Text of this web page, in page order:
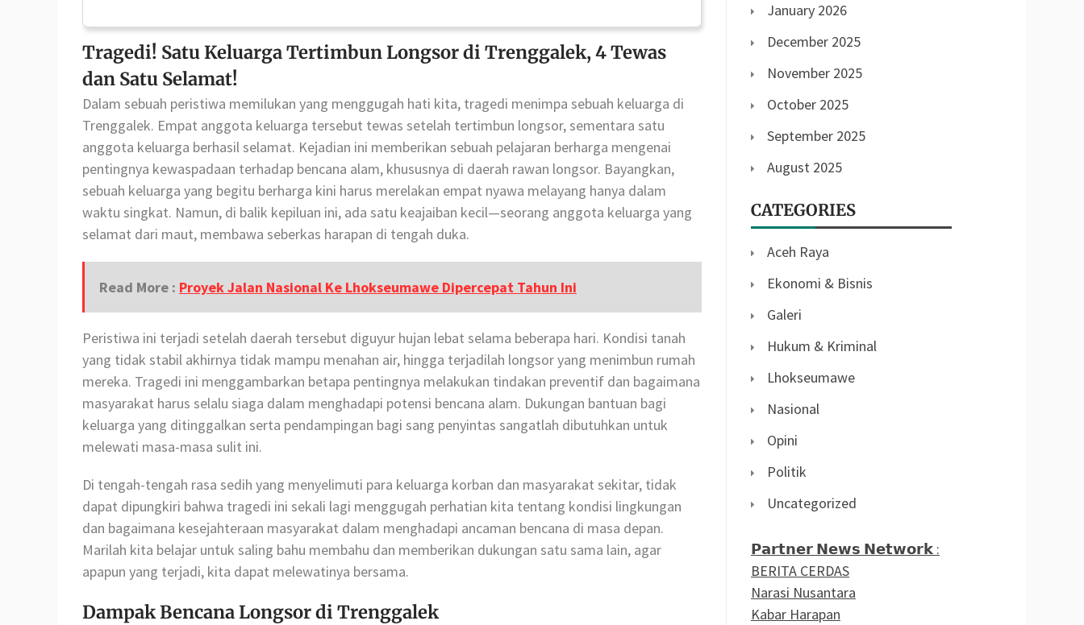
Tragedi! Satu Keluarga Tertimbun Longsor di Trenggalek, 4 Tewas
dan Satu Selamat!
Dalam sebuah peristiwa memilukan yang menggugah hati kita, tragedi menimpa sebuah keluarga di
Trenggalek. Empat anggota keluarga tersebut tewas setelah tertimbun longsor, sementara satu
anggota keluarga berhasil selamat. Kejadian ini memberikan sebuah pelajaran berharga mengenai
pentingnya kewaspadaan terhadap bencana alam, khususnya di daerah rawan longsor. Bayangkan,
sebuah keluarga yang begitu berharga kini harus merelakan empat nyawa melayang hanya dalam
waktu singkat. Namun, di balik kepiluan ini, ada satu keajaiban kecil—seorang anggota keluarga yang
selamat dari maut, membawa seberkas harapan di tengah duka.
Read More : Proyek Jalan Nasional Ke Lhokseumawe Dipercepat Tahun Ini
Peristiwa ini terjadi setelah daerah tersebut diguyur hujan lebat selama beberapa hari. Kondisi tanah
yang tidak stabil akhirnya tidak mampu menahan air, hingga terjadilah longsor yang menimbun rumah
mereka. Tragedi ini menggambarkan betapa pentingnya melakukan tindakan preventif dan bagaimana
masyarakat harus selalu siaga dalam menghadapi potensi bencana alam. Dukungan bantuan bagi
keluarga yang ditinggalkan serta pendampingan bagi sang penyintas sangatlah dibutuhkan untuk
melewati masa-masa sulit ini.
Di tengah-tengah rasa sedih yang menyelimuti para keluarga korban dan masyarakat sekitar, tidak
dapat dipungkiri bahwa tragedi ini sekali lagi menggugah perhatian kita tentang kondisi lingkungan
dan bagaimana kesejahteraan masyarakat dalam menghadapi ancaman bencana di masa depan.
Marilah kita belajar untuk saling bahu membahu dan memberikan dukungan satu sama lain, agar
apapun yang terjadi, kita dapat melewatinya bersama.
Dampak Bencana Longsor di Trenggalek
January 2026
December 2025
November 2025
October 2025
September 2025
August 2025
CATEGORIES
Aceh Raya
Ekonomi & Bisnis
Galeri
Hukum & Kriminal
Lhokseumawe
Nasional
Opini
Politik
Uncategorized
𝗣𝗮𝗿𝘁𝗻𝗲𝗿 𝗡𝗲𝘄𝘀 𝗡𝗲𝘁𝘄𝗼𝗿𝗸 :
BERITA CERDAS
Narasi Nusantara
Kabar Harapan